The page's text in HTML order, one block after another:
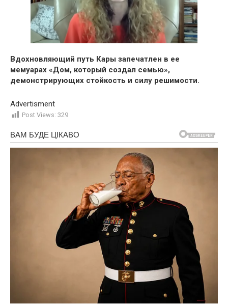
Вдохновляющий путь Кары запечатлен в ее
мемуарах «Дом, который создал семью»,
демонстрирующих стойкость и силу решимости.
Advertisment
Post Views: 329